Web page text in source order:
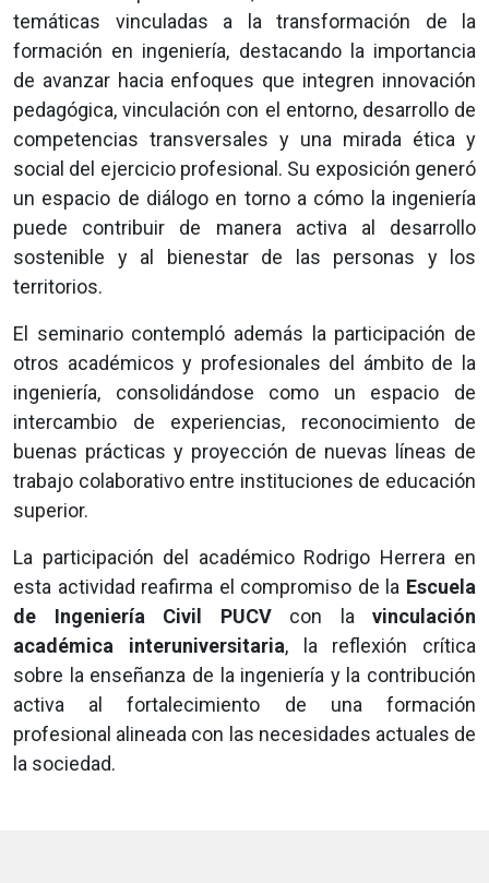
temáticas vinculadas a la transformación de la
formación en ingeniería, destacando la importancia
de avanzar hacia enfoques que integren innovación
pedagógica, vinculación con el entorno, desarrollo de
competencias transversales y una mirada ética y
social del ejercicio profesional. Su exposición generó
un espacio de diálogo en torno a cómo la ingeniería
puede contribuir de manera activa al desarrollo
sostenible y al bienestar de las personas y los
territorios.
El seminario contempló además la participación de
otros académicos y profesionales del ámbito de la
ingeniería, consolidándose como un espacio de
intercambio de experiencias, reconocimiento de
buenas prácticas y proyección de nuevas líneas de
trabajo colaborativo entre instituciones de educación
superior.
La participación del académico Rodrigo Herrera en
esta actividad reafirma el compromiso de la Escuela
de Ingeniería Civil PUCVcon la vinculación
académica interuniversitaria, la reflexión crítica
sobre la enseñanza de la ingeniería y la contribución
activa al fortalecimiento de una formación
profesional alineada con las necesidades actuales de
la sociedad.